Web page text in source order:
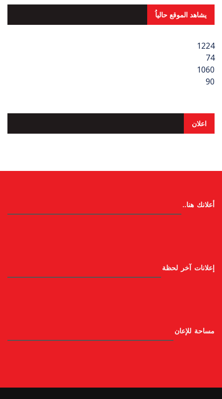
يشاهد الموقع حالياُ
1224
74
1060
90
اعلان
أعلانك هنا..
إعلانات آخر لحظة
مساحة للإعان